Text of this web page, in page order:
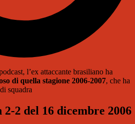
l’ex attaccante brasiliano ha
di quella stagione 2006-2007, che ha
squadra
2 del 16 dicembre 2006